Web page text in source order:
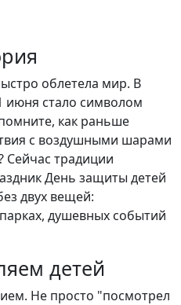
облетела мир. В
июня стало символом
как раньше
с воздушными шарами
Сейчас традиции
День защиты детей
двух вещей:
душевных событий
детей
Не просто "посмотрел